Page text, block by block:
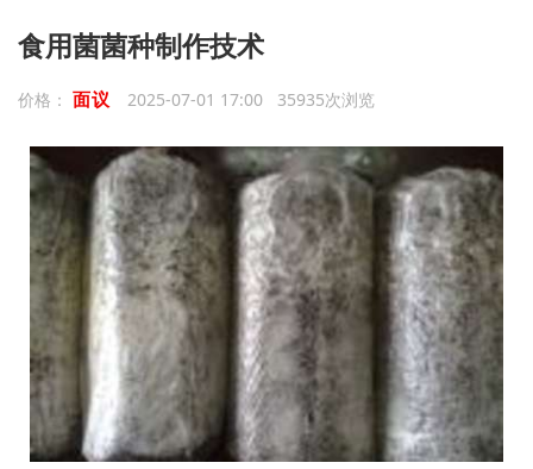
食用菌菌种制作技术
价格： 面议 2025-07-01 17:00 35935次浏览